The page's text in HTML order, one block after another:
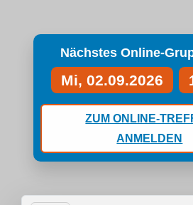
Nächstes Online-
Mi, 02.09.2026
ZUM ONLINE-
ANMELDEN